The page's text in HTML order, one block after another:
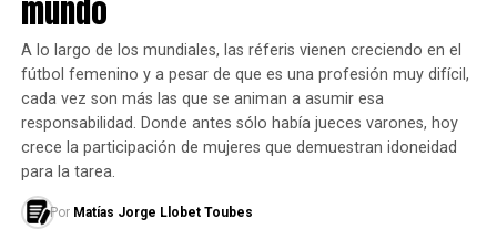
mundo
A lo largo de los mundiales, las réferis vienen creciendo en el
fútbol femenino y a pesar de que es una profesión muy difícil,
cada vez son más las que se animan a asumir esa
responsabilidad. Donde antes sólo había jueces varones, hoy
crece la participación de mujeres que demuestran idoneidad
para la tarea.
Por Matías Jorge Llobet Toubes